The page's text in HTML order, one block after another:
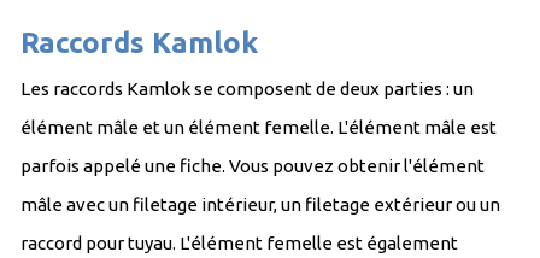
Raccords Kamlok
Les raccords Kamlok se composent de deux parties : un
élément mâle et un élément femelle. L'élément mâle est
parfois appelé une fiche. Vous pouvez obtenir l'élément
mâle avec un filetage intérieur, un filetage extérieur ou un
raccord pour tuyau. L'élément femelle est également